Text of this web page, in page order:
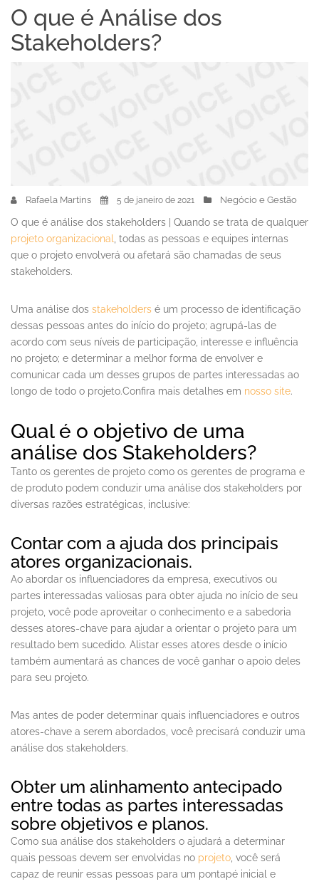
O que é Análise dos
Stakeholders?
Rafaela Martins 5 de janeiro de 2021 Negócio e Gestão
O que é análise dos stakeholders | Quando se trata de qualquer
projeto organizacional
, todas as pessoas e equipes internas
que o projeto envolverá ou afetará são chamadas de seus
stakeholders.
Uma análise dos stakeholders é um processo de identificação
dessas pessoas antes do início do projeto; agrupá-las de
acordo com seus níveis de participação, interesse e influência
no projeto; e determinar a melhor forma de envolver e
comunicar cada um desses grupos de partes interessadas ao
longo de todo o projeto.Confira mais detalhes em nosso site.
Qual é o objetivo de uma
análise dos Stakeholders?
Tanto os gerentes de projeto como os gerentes de programa e
de produto podem conduzir uma análise dos stakeholders por
diversas razões estratégicas, inclusive:
Contar com a ajuda dos principais
atores organizacionais.
Ao abordar os influenciadores da empresa, executivos ou
partes interessadas valiosas para obter ajuda no início de seu
projeto, você pode aproveitar o conhecimento e a sabedoria
desses atores-chave para ajudar a orientar o projeto para um
resultado bem sucedido. Alistar esses atores desde o início
também aumentará as chances de você ganhar o apoio deles
para seu projeto.
Mas antes de poder determinar quais influenciadores e outros
atores-chave a serem abordados, você precisará conduzir uma
análise dos stakeholders.
Obter um alinhamento antecipado
entre todas as partes interessadas
sobre objetivos e planos.
Como sua análise dos stakeholders o ajudará a determinar
quais pessoas devem ser envolvidas no projeto , você será
capaz de reunir essas pessoas para um pontapé inicial e